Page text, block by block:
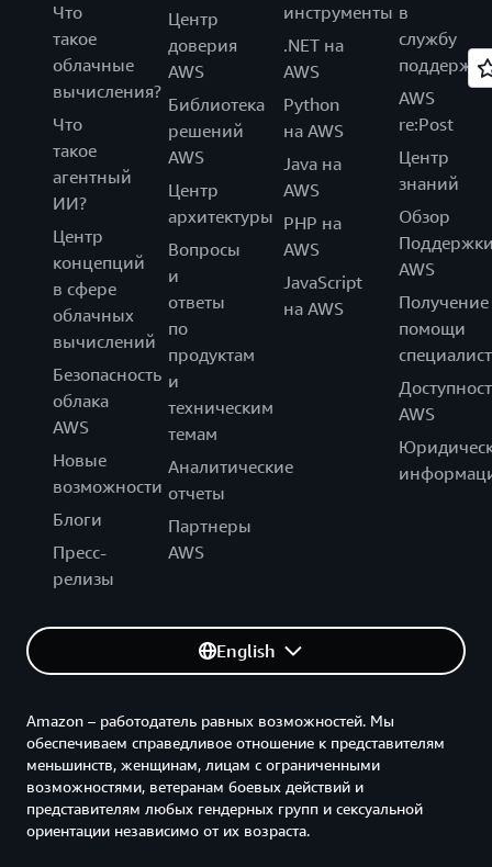
Что
такое
облачные
вычисления?
Что
такое
агентный
ИИ?
Центр
концепций
в сфере
облачных
вычислений
Безопасность
облака
AWS
Новые
возможности
Блоги
Пресс-
релизы
Центр
доверия
AWS
Библиотека
решений
AWS
Центр
архитектуры
Вопросы
и
ответы
по
продуктам
и
техническим
темам
Аналитические
отчеты
Партнеры
AWS
инструменты
.NET на
AWS
Python
на AWS
Java на
AWS
PHP на
AWS
JavaScript
на AWS
в
службу
поддержки
AWS
re:Post
Центр
знаний
Обзор
AWS
Получение
помощи
AWS
English
Amazon – работодатель равных возможностей. Мы
обеспечиваем справедливое отношение к представителям
меньшинств, женщинам, лицам с ограниченными
возможностями, ветеранам боевых действий и
представителям любых гендерных групп и сексуальной
ориентации независимо от их возраста.